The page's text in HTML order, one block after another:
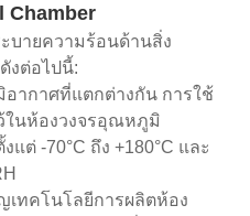
Chamber
บายความร้อนด้านสิ่ง
งต่อไปนี้:
ากาศที่แตกต่างกัน การใช้
ในห้องวงจรอุณหภูมิ
ต่ -70°C ถึง +180°C และ
เทคโนโลยีการผลิตห้อง